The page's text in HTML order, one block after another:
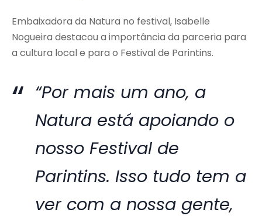
Embaixadora da Natura no festival, Isabelle
Nogueira destacou a importância da parceria para
a cultura local e para o Festival de Parintins.
“Por mais um ano, a
Natura está apoiando o
nosso Festival de
Parintins. Isso tudo tem a
ver com a nossa gente,